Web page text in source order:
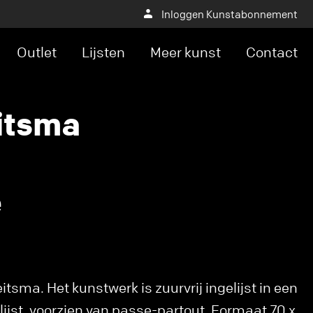
Inloggen Kunstabonnement
Outlet Lijsten Meer kunst Contact
Het kunstwerk is zuurvrij ingelijst in een